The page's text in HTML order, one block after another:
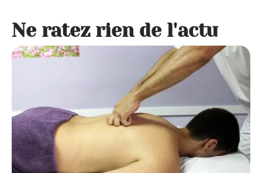
Ne ratez rien de l'actu